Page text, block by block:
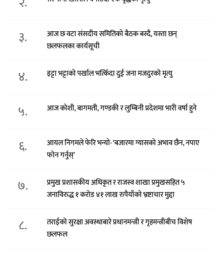
३.
आज छ वटा संसदीय समितिको बैठक बस्दै, यस्ता छन्
छलफलका कार्यसूची
४. इट्टा भट्टाको पर्खाल भत्किँदा दुई जना मजदुरको मृत्यु
५. आज कोशी, बागमती, गण्डकी र लुम्बिनी प्रदेशमा भारी वर्षा हुने
६.
आयल निगमले फेरि भन्याे- ‘बजारमा ग्यासको अभाव छैन, नपाए
फोन गर्नुस्’
७.
प्रमुख प्रशासकीय अधिकृत र राजस्व शाखा प्रमुखसहित ५
जनाविरुद्ध १ करोड ४१ लाख रुपैयाँको भ्रष्टाचार मुद्दा
८.
तराईको सुरक्षा अवस्थाबारे प्रधानमन्त्री र गृहमन्त्रीबीच विशेष
छलफल